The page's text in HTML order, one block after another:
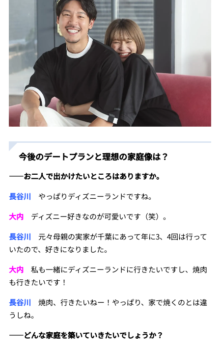
今後のデートプランと理想の家庭像は？
――お二人で出かけたいところはありますか。
長谷川 やっぱりディズニーランドですね。
大内ディズニー好きなのが可愛いです（笑）。
長谷川 元々母親の実家が千葉にあって年に3、4回は行って
いたので、好きになりました。
大内私も一緒にディズニーランドに行きたいですし、焼肉
も行きたいです！
長谷川 焼肉、行きたいねー！やっぱり、家で焼くのとは違
うしね。
――どんな家庭を築いていきたいでしょうか？